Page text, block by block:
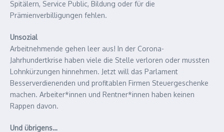
Spitälern, Service Public, Bildung oder für die
Prämienverbilligungen fehlen.
Unsozial
Arbeitnehmende gehen leer aus! In der Corona-​
Jahrhundertkrise haben viele die Stelle verloren oder mussten
Lohnkürzungen hinnehmen. Jetzt will das Parlament
Besserverdienenden und profitablen Firmen Steuergeschenke
machen. Arbeiter*innen und Rentner*innen haben keinen
Rappen davon.
Und übrigens…